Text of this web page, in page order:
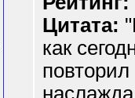
Цитата:
как